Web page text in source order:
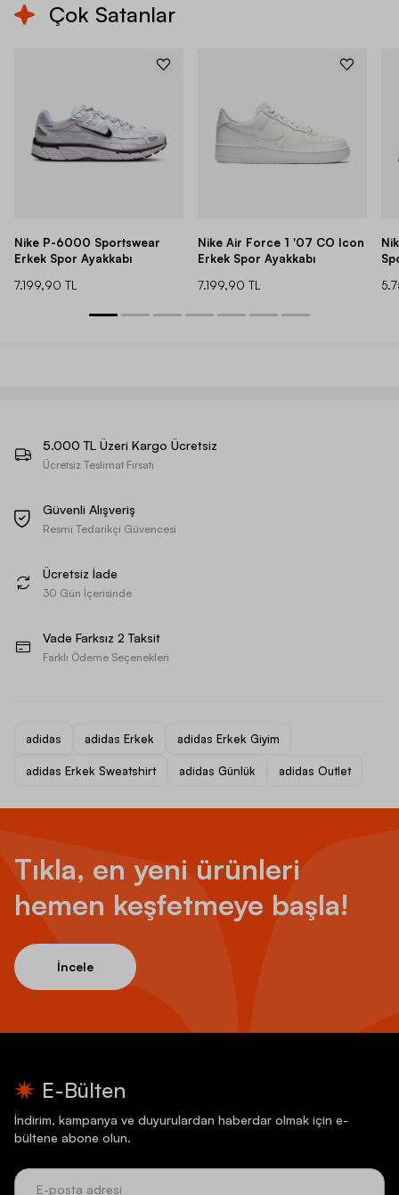
Çok Satanlar
Nike P-6000 Sportswear
Erkek Spor Ayakkabı
7.199,90 TL
Nike Air Force 1 '07 CO Icon
Erkek Spor Ayakkabı
7.199,90 TL
5.000 TL Üzeri Kargo Ücretsiz
Ücretsiz Teslimat Fırsatı
Güvenli Alışveriş
Resmi Tedarikçi Güvencesi
Ücretsiz İade
30 Gün İçerisinde
Vade Farksız 2 Taksit
Farklı Ödeme Seçenekleri
adidas adidas Erkek adidas Erkek Giyim
adidas Erkek Sweatshirt adidas Günlük adidas Outlet
Tıkla, en yeni ürünleri
hemen keşfetmeye başla!
İncele
E-Bülten
İndirim, kampanya ve duyurulardan haberdar olmak için e-
bültene abone olun.